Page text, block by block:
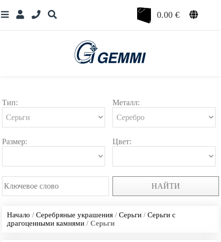
0.00€
Тип: Металл:
Размер: Цвет:
НАЙТИ
Начало /Серебряные украшения /Серьги /Серьги с
драгоценными камнями /Серьги